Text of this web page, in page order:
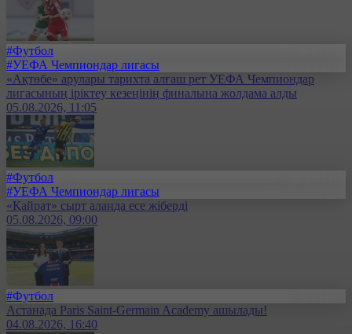
#Футбол
#УЕФА Чемпиондар лигасы
«Ақтөбе» арулары тарихта алғаш рет УЕФА Чемпиондар
лигасының іріктеу кезеңінің финалына жолдама алды
05.08.2026, 11:05
#Футбол
#УЕФА Чемпиондар лигасы
«Қайрат» сырт алаңда есе жіберді
05.08.2026, 09:00
#Футбол
Астанада Paris Saint-Germain Academy ашылады!
04.08.2026, 16:40